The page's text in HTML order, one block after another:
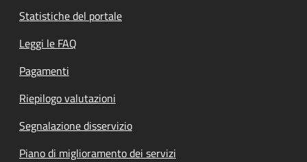
Statistiche del portale
Leggi le FAQ
Pagamenti
Riepilogo valutazioni
Segnalazione disservizio
Piano di miglioramento dei servizi